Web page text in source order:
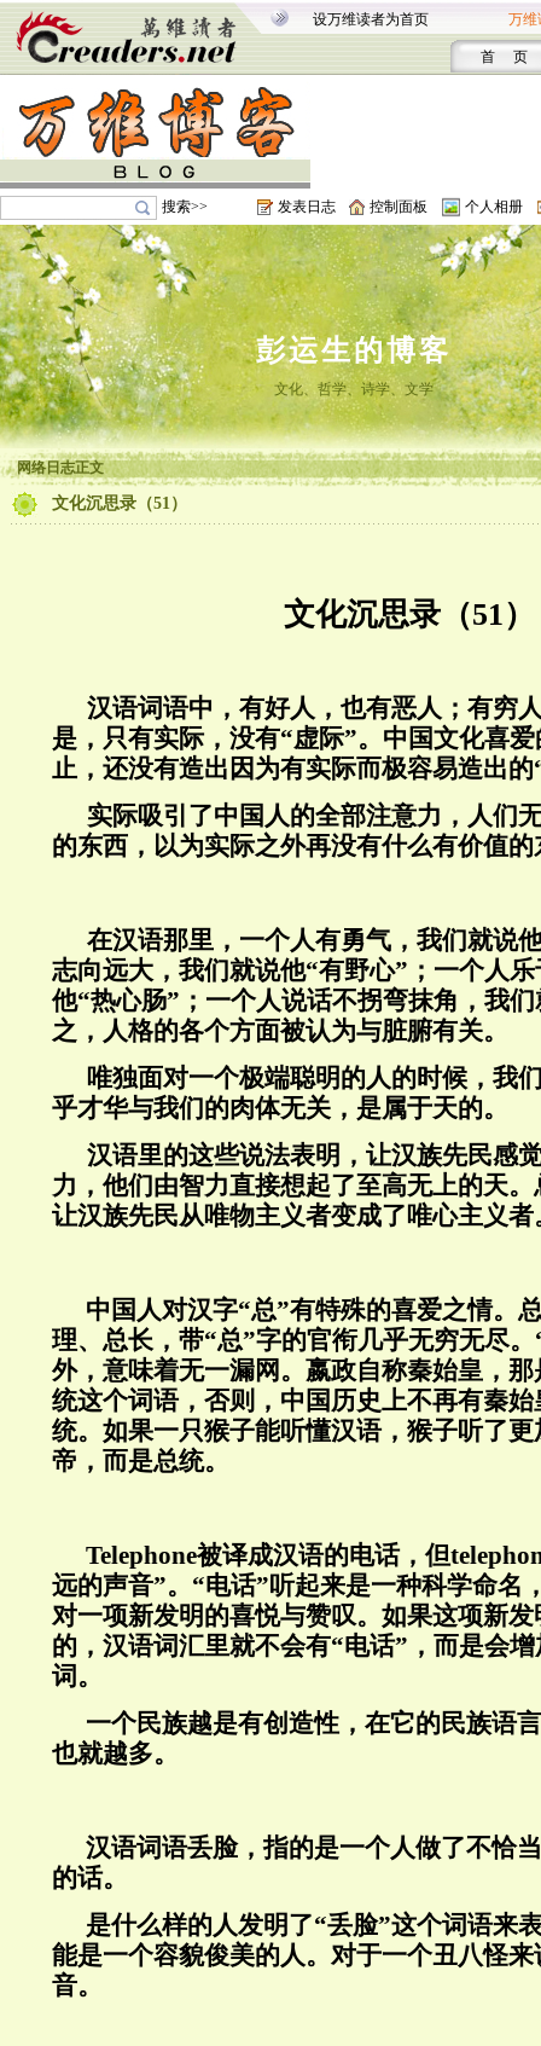
设万维读者为首页 万维
首 页
搜索>> 发表日志 控制面板 个人相册
彭运生的博客
文化、哲学、诗学、文学
网络日志正文
文化沉思录（51）
文化沉思录（51）
汉语词语中，有好人，也有恶人；有穷
是，只有实际，没有“虚际”。中国文化喜
止，还没有造出因为有实际而极容易造出
实际吸引了中国人的全部注意力，人们
的东西，以为实际之外再没有什么有价值
在汉语那里，一个人有勇气，我们就说
志向远大，我们就说他“有野心”；一个人
他“热心肠”；一个人说话不拐弯抹角，我
之，人格的各个方面被认为与脏腑有关。
唯独面对一个极端聪明的人的时候，我
乎才华与我们的肉体无关，是属于天的。
汉语里的这些说法表明，让汉族先民感
力，他们由智力直接想起了至高无上的天
让汉族先民从唯物主义者变成了唯心主义者
中国人对汉字“总”有特殊的喜爱之情。
理、总长，带“总”字的官衔几乎无穷无尽
外，意味着无一漏网。嬴政自称秦始皇，
统这个词语，否则，中国历史上不再有秦
统。如果一只猴子能听懂汉语，猴子听了
帝，而是总统。
Telephone被译成汉语的电话，但
远的声音”。“电话”听起来是一种科学命名
对一项新发明的喜悦与赞叹。如果这项新
的，汉语词汇里就不会有“电话”，而是会
词。
一个民族越是有创造性，在它的民族语
也就越多。
汉语词语丢脸，指的是一个人做了不恰
的话。
是什么样的人发明了“丢脸”这个词语来
能是一个容貌俊美的人。对于一个丑八怪
音。